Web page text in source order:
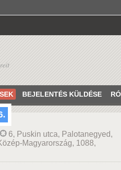
BEJELENTÉS KÜLDÉSE
6, Puskin utca, Palotanegyed,
Magyarország, 1088,